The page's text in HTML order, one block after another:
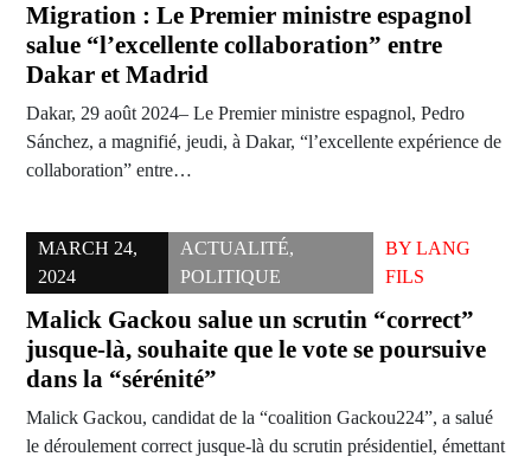
Migration : Le Premier ministre espagnol
salue “l’excellente collaboration” entre
Dakar et Madrid
Dakar, 29 août 2024– Le Premier ministre espagnol, Pedro
Sánchez, a magnifié, jeudi, à Dakar, “l’excellente expérience de
collaboration” entre…
MARCH 24,
2024
ACTUALITÉ,
POLITIQUE
BYLANG
FILS
Malick Gackou salue un scrutin “correct”
jusque-là, souhaite que le vote se poursuive
dans la “sérénité”
Malick Gackou, candidat de la “coalition Gackou224”, a salué
le déroulement correct jusque-là du scrutin présidentiel, émettant